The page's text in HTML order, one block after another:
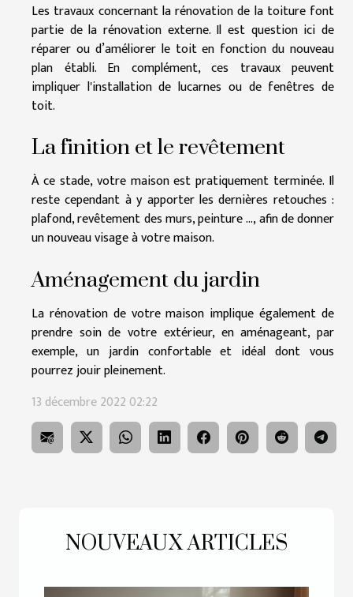
NOUVEAUX ARTICLES
Les travaux concernant la rénovation de la toiture font
partie de la rénovation externe. Il est question ici de
réparer ou d’améliorer le toit en fonction du nouveau
plan établi. En complément, ces travaux peuvent
impliquer l'installation de lucarnes ou de fenêtres de
toit.
La finition et le revêtement
À ce stade, votre maison est pratiquement terminée. Il
reste cependant à y apporter les dernières retouches :
plafond, revêtement des murs, peinture …, afin de donner
un nouveau visage à votre maison.
Aménagement du jardin
La rénovation de votre maison implique également de
prendre soin de votre extérieur, en aménageant, par
exemple, un jardin confortable et idéal dont vous
pourrez jouir pleinement.
13 décembre 2022 02:22